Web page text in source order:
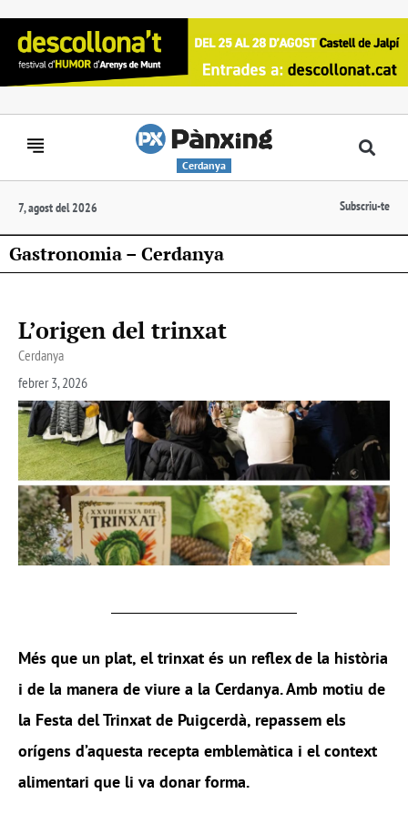
Cerdanya
7, agost del 2026 Subscriu-te
Gastronomia – Cerdanya
L’origen del trinxat
Cerdanya
febrer 3, 2026
Més que un plat, el trinxat és un reflex de la història
i de la manera de viure a la Cerdanya. Amb motiu de
la Festa del Trinxat de Puigcerdà, repassem els
orígens d’aquesta recepta emblemàtica i el context
alimentari que li va donar forma.